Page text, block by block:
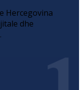
Hercegovina
dhe